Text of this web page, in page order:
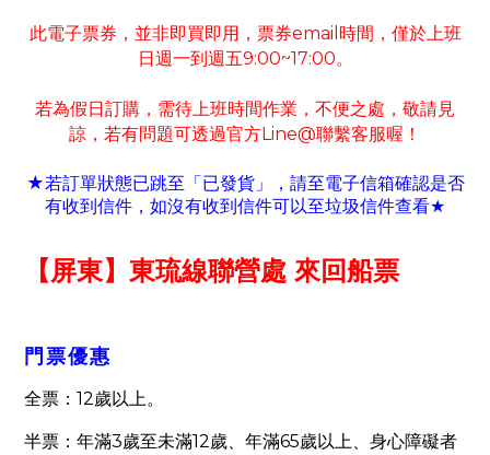
此電子票券 ， 並非即買即用 ， 票券email 時間 ， 僅於上班
日週一到週五9:00~17:00。
若為假日訂購 ， 需待上班時間作業 ， 不便之處 ， 敬請見
諒 ， 若有問題可透過官方Line@聯繫客服喔！
★若訂單狀態已跳至「已發貨」 ， 請至電子信箱確認是否
有收到信件 ， 如沒有收到信件可以至垃圾信件查看★
【屏東】東琉線聯營處 來回船票
門票優惠
全票： 12歲以上。
半票：年滿3歲至未滿12歲、年滿65歲以上、身心障礙者